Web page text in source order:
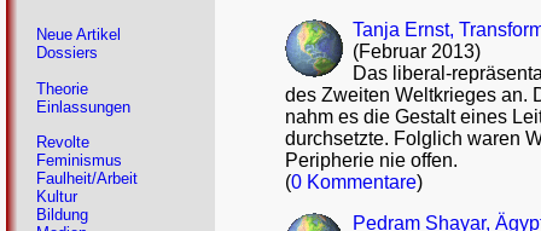
Tanja Ernst,
(Februar 2013)
Das liberal-
des Zweiten Weltkrieges an.
nahm es die Gestalt eines
durchsetzte. Folglich waren
Peripherie nie offen.
(0 Kommentare)
Pedram Shayar,
Neue Artikel
Dossiers
Theorie
Einlassungen
Revolte
Feminismus
Faulheit/Arbeit
Kultur
Bildung